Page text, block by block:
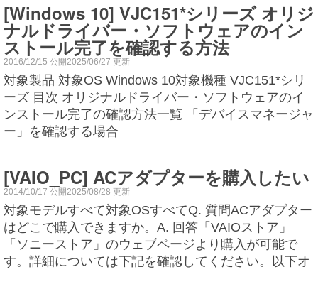
[Windows 10] VJC151*シリーズ オリジ
ナルドライバー・ソフトウェアのイン
ストール完了を確認する方法
2016/12/15 公開2025/06/27 更新
対象製品 対象OS Windows 10対象機種 VJC151*シリ
ーズ 目次 オリジナルドライバー・ソフトウェアのイ
ンストール完了の確認方法一覧 「デバイスマネージャ
ー」を確認する場合
[VAIO_PC] ACアダプターを購入したい
2014/10/17 公開2025/08/28 更新
対象モデルすべて対象OSすべてQ. 質問ACアダプター
はどこで購入できますか。A. 回答「VAIOストア」
「ソニーストア」のウェブページより購入が可能で
す。詳細については下記を確認してください。以下オ